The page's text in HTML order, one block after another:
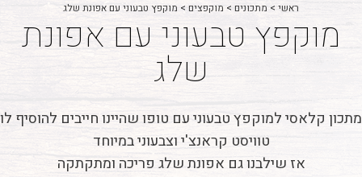
ראשי > מתכונים > מוקפצים > מוקפץ טבעוני עם אפונת שלג
מוקפץ טבעוני עם אפונת
שלג
מתכון קלאסי למוקפץ טבעוני עם טופו שהיינו חייבים להוסיף לו
טוויסט קראנצ'י וצבעוני במיוחד
אז שילבנו גם אפונת שלג פריכה ומתקתקה